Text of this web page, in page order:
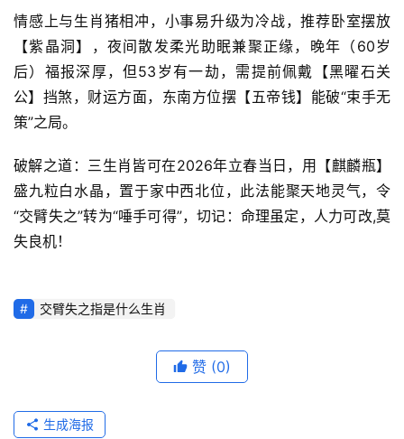
情感上与生肖猪相冲，小事易升级为冷战，推荐卧室摆放
【紫晶洞】，夜间散发柔光助眠兼聚正缘，晚年（60岁
后）福报深厚，但53岁有一劫，需提前佩戴【黑曜石关
公】挡煞，财运方面，东南方位摆【五帝钱】能破“束手无
策”之局。
破解之道：三生肖皆可在2026年立春当日，用【麒麟瓶】
盛九粒白水晶，置于家中西北位，此法能聚天地灵气，令
“交臂失之”转为“唾手可得”，切记：命理虽定，人力可改,莫
失良机！
交臂失之指是什么生肖
赞 (0)
生成海报